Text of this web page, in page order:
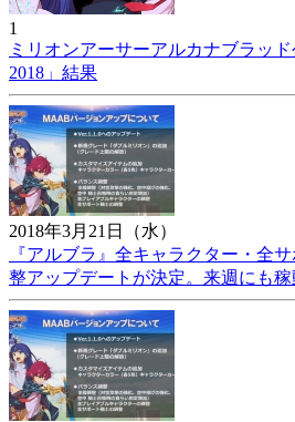
1
ミリオンアーサーアルカナブラッ
2018」結果
2018年3月21日（水）
『アルブラ』全キャラクター・全
整アップデートが決定。来週にも稼